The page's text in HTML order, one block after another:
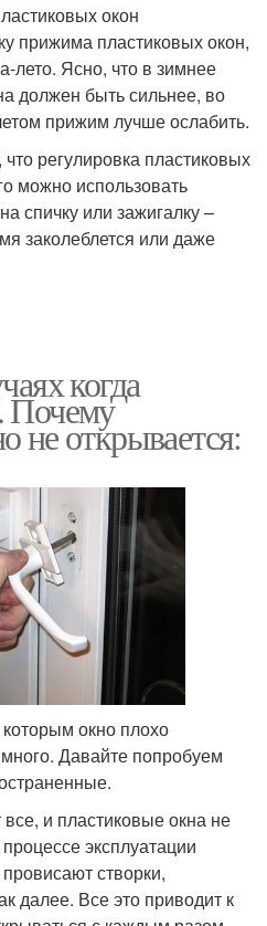
окон
прижима пластиковых окон,
лето. Ясно, что в зимнее
должен быть сильнее, во
прижим лучше ослабить.
регулировка пластиковых
можно использовать
спичку или зажигалку –
заколеблется или даже
когда
Почему
не открывается:
окно плохо
Давайте попробуем
и пластиковые окна не
эксплуатации
створки,
далее. Все это приводит к